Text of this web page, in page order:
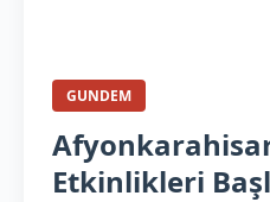
GUNDEM
Etkinlikleri